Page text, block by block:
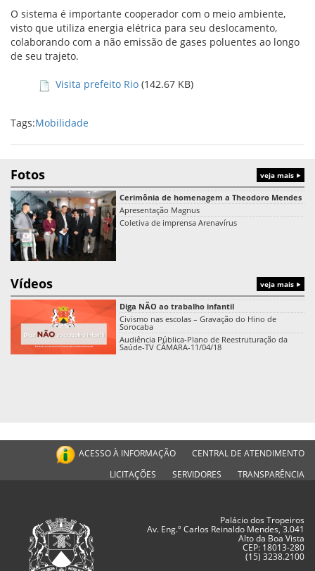
O sistema é importante cooperador com o meio ambiente,
visto que utiliza energia elétrica para seu deslocamento,
colaborando com a não emissão de gases poluentes ao longo
de seu trajeto.
Visita prefeito Rio (142.67 KB)
Tags:Mobilidade
Fotos veja mais
Cerimônia de homenagem a Theodoro Mendes
Apresentação Magnus
Coletiva de imprensa Arenavírus
Vídeos veja mais
Diga NÃO ao trabalho infantil
Civismo nas escolas – Gravação do Hino de
Sorocaba
Audiência Pública-Plano de Reestruturação da
Saúde-TV CÂMARA-11/04/18
ACESSO À INFORMAÇÃO
CENTRAL DE ATENDIMENTO
LICITAÇÕES
SERVIDORES TRANSPARÊNCIA
Palácio dos Tropeiros
Av. Eng.º Carlos Reinaldo Mendes, 3.041
Alto da Boa Vista
CEP: 18013-280
(15) 3238.2100